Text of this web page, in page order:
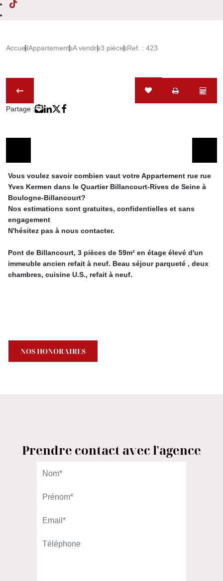
AccueilAppartementsA vendre3 piècesRef. : 423
Partage :
Vous voulez savoir combien vaut votre Appartement rue rue
Yves Kermen dans le Quartier Billancourt-Rives de Seine à
Boulogne-Billancourt?
Nos estimations sont gratuites, confidentielles et sans
engagement
N'hésitez pas à nous contacter.
Pont de Billancourt, 3 pièces de 59m² en étage élevé d'un
immeuble ancien refait à neuf. Beau séjour parqueté , deux
chambres, cuisine U.S., refait à neuf.
NOS HONORAIRES
Prendre contact avec l'agence